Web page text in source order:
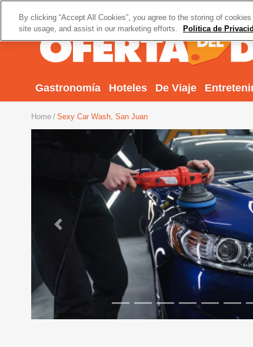
Gastronomía Hoteles De Viaje
Home Sexy Car Wash, San Juan
Previous
By clicking “Accept All Cookies”, you agree to the storing of
site usage, and assist in our marketing efforts.
Politica de